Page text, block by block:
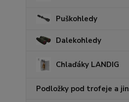
Puškohledy
Dalekohledy
Chlaďáky LANDIG
Podložky pod trofeje a